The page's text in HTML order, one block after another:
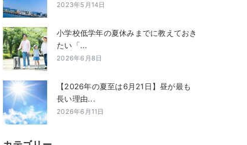
2023年5月14日
小学校低学年の夏休みまでに教えておき
たい「...
2026年6月8日
【2026年の夏至は6月21日】昼が最も
長い理由...
2026年6月11日